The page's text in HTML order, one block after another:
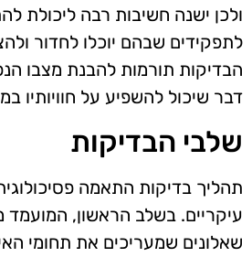
ולכן ישנה חשיבות רבה ליכולת
לתפקידים שבהם יוכלו לחדור
הבדיקות תורמות להבנת מצבו
דבר שיכול להשפיע על חוויותיו
שלבי הבדיקות
תהליך בדיקות התאמה
עיקריים. בשלב הראשון,
שאלונים שמעריכים את תחומי